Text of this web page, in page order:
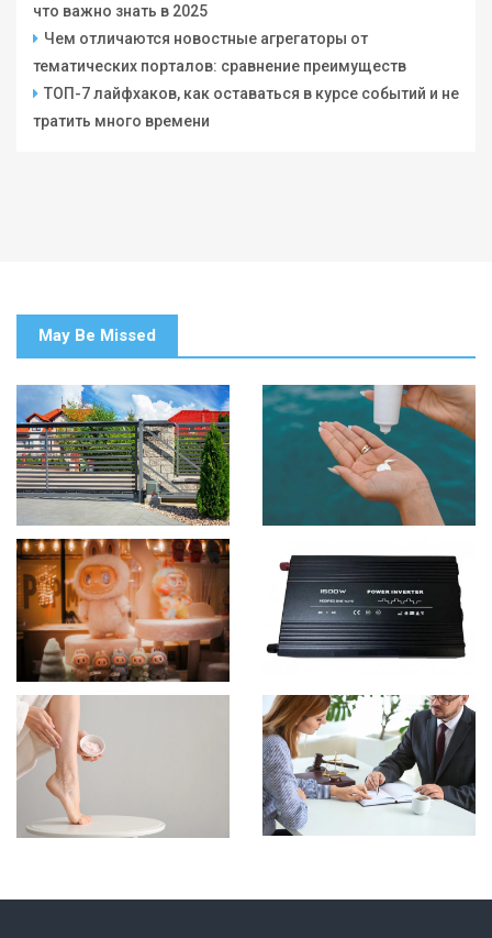
что важно знать в 2025
Чем отличаются новостные агрегаторы от
тематических порталов: сравнение преимуществ
ТОП-7 лайфхаков, как оставаться в курсе событий и не
тратить много времени
May Be Missed